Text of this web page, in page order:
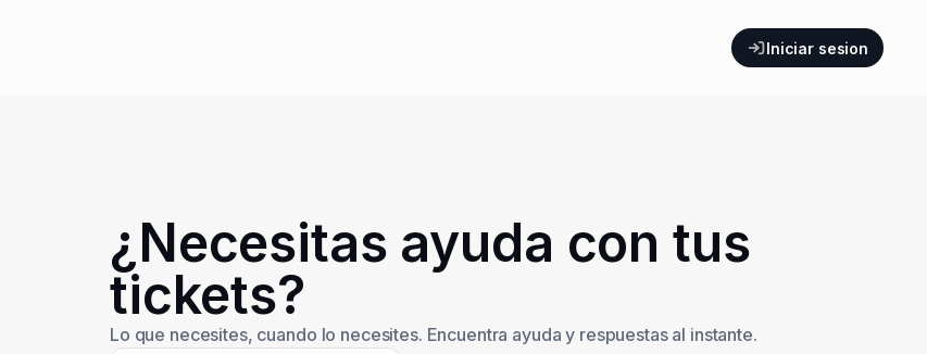
Iniciar sesion
¿Necesitas ayuda con tus
tickets?
Lo que necesites, cuando lo necesites. Encuentra ayuda y respuestas al instante.